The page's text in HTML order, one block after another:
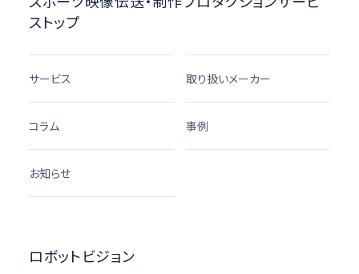
ストップ
サービス 取り扱いメーカー
コラム 事例
お知らせ
ロボットビジョン